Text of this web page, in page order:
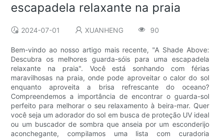
escapadela relaxante na praia
2024-07-01 XUANHENG 90
Bem-vindo ao nosso artigo mais recente, "A Shade Above:
Descubra os melhores guarda-sóis para uma escapadela
relaxante na praia". Você está sonhando com férias
maravilhosas na praia, onde pode aproveitar o calor do sol
enquanto aproveita a brisa refrescante do oceano?
Compreendemos a importância de encontrar o guarda-sol
perfeito para melhorar o seu relaxamento à beira-mar. Quer
você seja um adorador do sol em busca de proteção UV ideal
ou um buscador de sombra que anseia por um esconderijo
aconchegante, compilamos uma lista com curadoria